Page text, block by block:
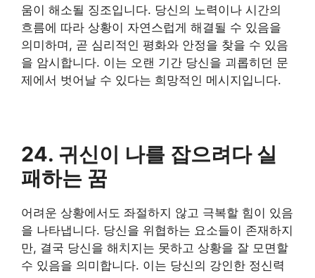
움이 해소될 징조입니다. 당신의 노력이나 시간의
흐름에 따라 상황이 자연스럽게 해결될 수 있음을
의미하며, 곧 심리적인 평화와 안정을 찾을 수 있음
을 암시합니다. 이는 오랜 기간 당신을 괴롭히던 문
제에서 벗어날 수 있다는 희망적인 메시지입니다.
24. 귀신이 나를 잡으려다 실
패하는 꿈
어려운 상황에서도 좌절하지 않고 극복할 힘이 있음
을 나타냅니다. 당신을 위협하는 요소들이 존재하지
만, 결국 당신을 해치지는 못하고 상황을 잘 모면할
수 있음을 의미합니다. 이는 당신의 강인한 정신력